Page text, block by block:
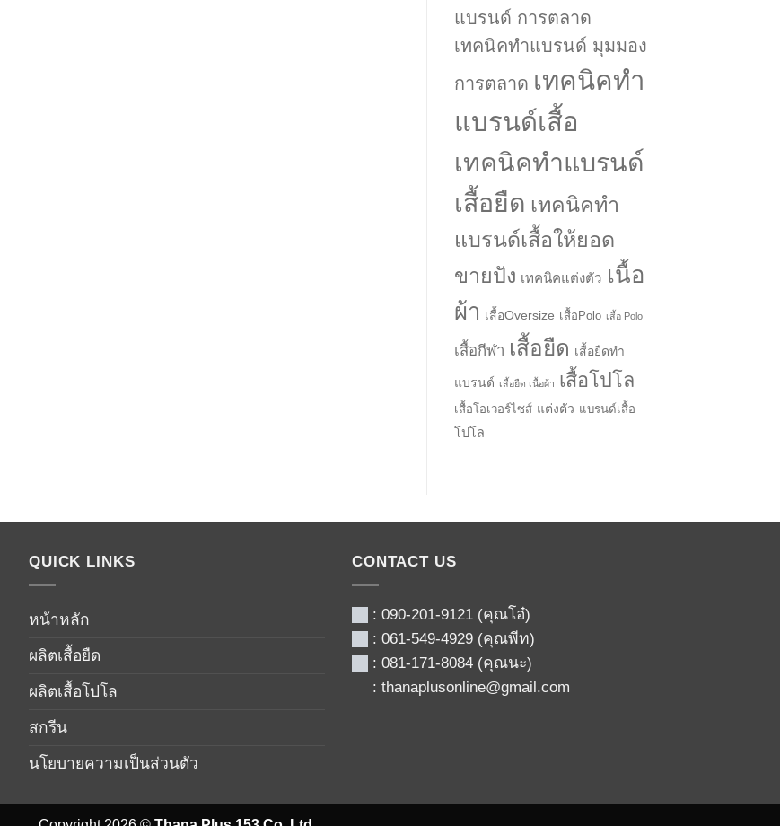
แบรนด์ การตลาด
เทคนิคทำแบรนด์ มุมมอง
การตลาด เทคนิคทำ
แบรนด์เสื้อ
เทคนิคทำแบรนด์
เสื้อยืด เทคนิคทำ
แบรนด์เสื้อให้ยอด
ขายปัง เทคนิคแต่งตัว เนื้อ
ผ้า เสื้อOversize เสื้อPolo เสื้อ Polo
เสื้อกีฬา เสื้อยืด เสื้อยืดทำ
แบรนด์ เสื้อยืด เนื้อผ้า เสื้อโปโล
เสื้อโอเวอร์ไซส์ แต่งตัว แบรนด์เสื้อ
โปโล
QUICK LINKS
หน้าหลัก
ผลิตเสื้อยืด
ผลิตเสื้อโปโล
สกรีน
นโยบายความเป็นส่วนตัว
CONTACT US
: 090-201-9121(คุณโอ๋)
: 061-549-4929(คุณพีท)
: 081-171-8084(คุณนะ)
: thanaplusonline@gmail.com